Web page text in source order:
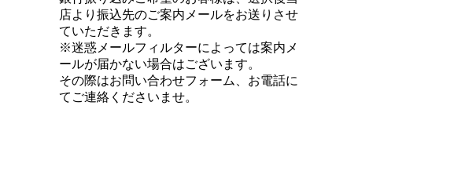
店より振込先のご案内メールをお送りさせ
ていただきます。
※迷惑メールフィルターによっては案内メ
ールが届かない場合はございます。
その際はお問い合わせフォーム、お電話に
てご連絡くださいませ。